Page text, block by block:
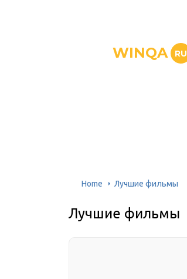
WINQA RU
Home Лучшие фильмы
Лучшие фильмы